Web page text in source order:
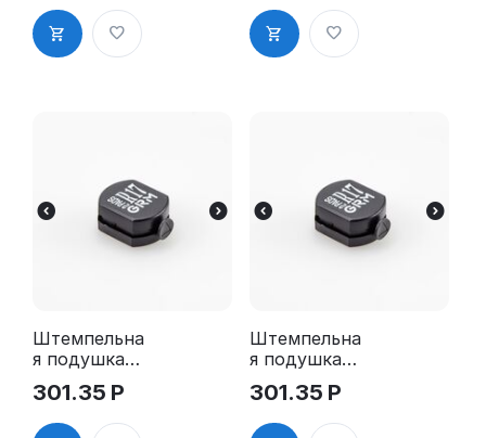
Штемпельна
я подушка
для GRM R17
2Pads
301.35 Р
Штемпельна
я подушка
для GRM R17
2Pads, синяя
301.35 Р